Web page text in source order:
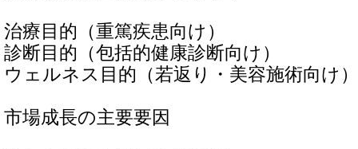
治療目的（重篤疾患向け）
診断目的（包括的健康診断向け）
ウェルネス目的（若返り・美容施術向け）
市場成長の主要要因